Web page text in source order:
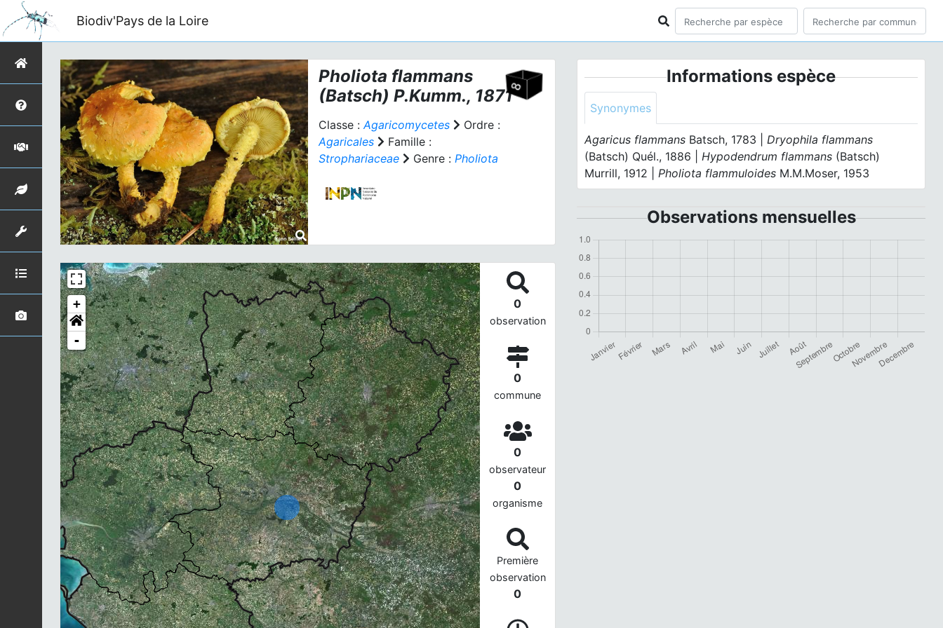
Biodiv'Pays de la Loire
Pholiota flammans
(Batsch) P.Kumm., 1871
Classe :Agaricomycetes
Ordre :
Agaricales
Famille :
Strophariaceae
Genre : Pholiota
Chargement...
+
-
0
observation
0
commune
0
observateur
0
organisme
Première
observation
0
Informations espèce
Synonymes
Agaricus flammans Batsch, 1783 |Dryophila flammans
(Batsch) Quél., 1886 |Hypodendrum flammans (Batsch)
Murrill, 1912 |Pholiota flammuloides M.M.Moser, 1953
Observations mensuelles